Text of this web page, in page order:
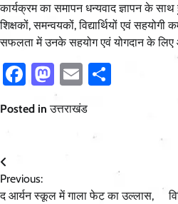
कार्यक्रम का समापन धन्यवाद ज्ञापन के
शिक्षकों, समन्वयकों, विद्यार्थियों एवं सहयोगी
सफलता में उनके सहयोग एवं योगदान के लिए
Facebook
Mastodon
Email
Posted inउत्तराखंड
Post
navigation
Previous:
द आर्यन स्कूल में गाला फेट का उल्लास,